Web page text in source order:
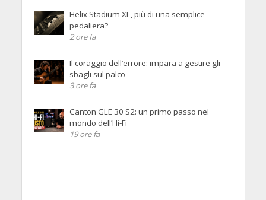
Helix Stadium XL, più di una semplice
pedaliera?
2 ore fa
Il coraggio dell’errore: impara a gestire gli
sbagli sul palco
3 ore fa
Canton GLE 30 S2: un primo passo nel
mondo dell’Hi-Fi
19 ore fa